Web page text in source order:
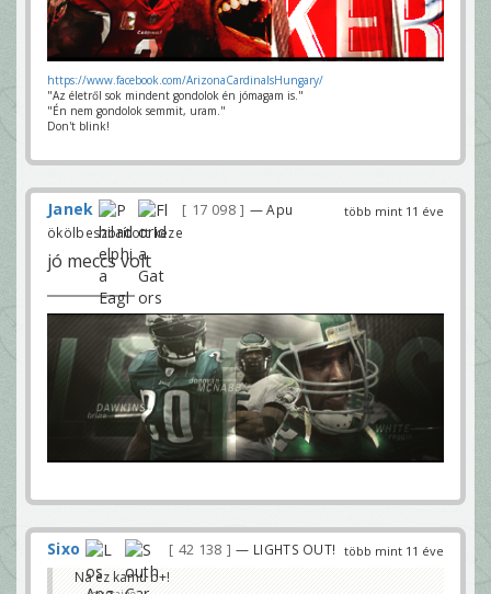
https://www.facebook.com/ArizonaCardinalsHungary/
"Az életről sok mindent gondolok én jómagam is."
"Én nem gondolok semmit, uram."
Don't blink!
több mint 11 éve
Janek 17 098
— Apu
ökölbeszorított keze
jó meccs volt
több mint 11 éve
Sixo 42 138 — LIGHTS OUT!
Na ez kamu b+!